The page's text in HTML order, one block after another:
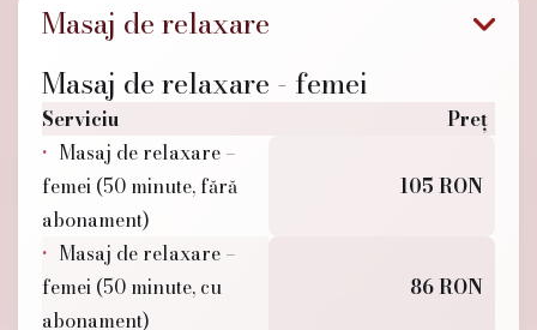
Masaj de relaxare
Masaj de relaxare - femei
Serviciu
Preț
Masaj de relaxare –
femei (50 minute, fără
abonament)
105 RON
Masaj de relaxare –
femei (50 minute, cu
abonament)
86 RON